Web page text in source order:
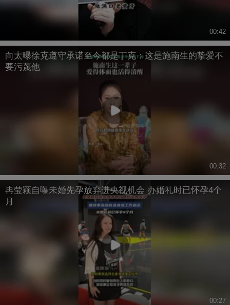
00:42
向太曝徐克遵守承诺至今都是丁克：这是施南生的挚爱不
要污蔑他
00:32
冉莹颖自曝未婚先孕放弃进央视机会 办婚礼时已怀孕4个
月
00:27